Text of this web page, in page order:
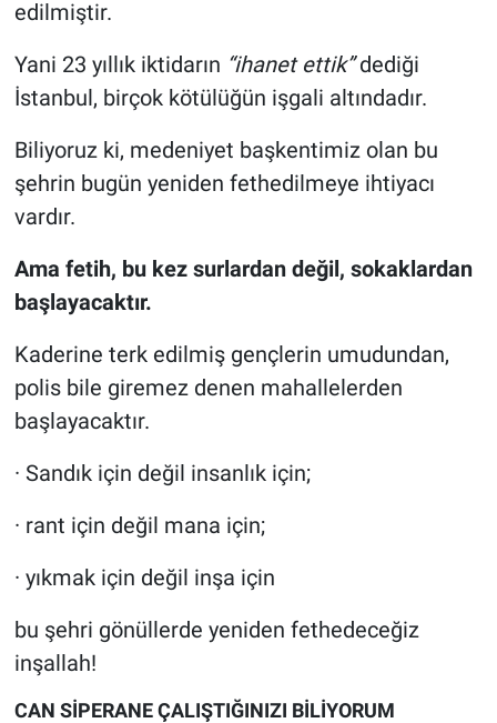
edilmiştir.
Yani 23 yıllık iktidarın “ihanet ettik”dediği
İstanbul, birçok kötülüğün işgali altındadır.
Biliyoruz ki, medeniyet başkentimiz olan bu
şehrin bugün yeniden fethedilmeye ihtiyacı
vardır.
Ama fetih, bu kez surlardan değil, sokaklardan
başlayacaktır.
Kaderine terk edilmiş gençlerin umudundan,
polis bile giremez denen mahallelerden
başlayacaktır.
· Sandık için değil insanlık için;
· rant için değil mana için;
· yıkmak için değil inşa için
bu şehri gönüllerde yeniden fethedeceğiz
inşallah!
CAN SİPERANE ÇALIŞTIĞINIZI BİLİYORUM